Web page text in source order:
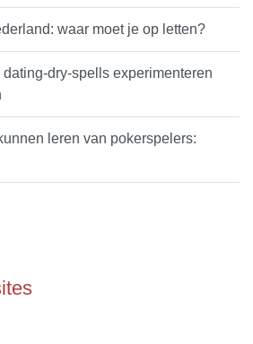
waar moet je op letten?
dry-spells experimenteren
leren van pokerspelers: